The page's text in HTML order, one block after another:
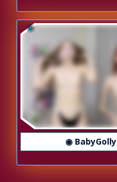
◉ BabyGolly